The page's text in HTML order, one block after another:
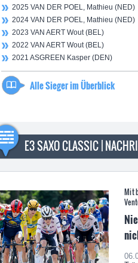
2025 VAN DER POEL, Mathieu (NED)
2024 VAN DER POEL, Mathieu (NED)
2023 VAN AERT Wout (BEL)
2022 VAN AERT Wout (BEL)
2021 ASGREEN Kasper (DEN)
Alle Sieger im Überblick
E3 SAXO CLASSIC |
Mit
Facebook
Twitter
Newsletter: